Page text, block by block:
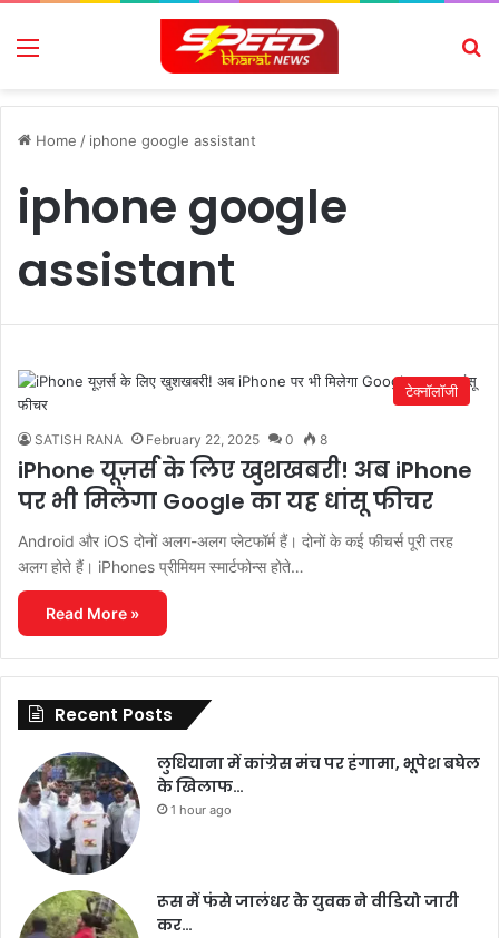
Menu
Home / iphone google assistant
iphone google
assistant
टेक्नॉलॉजी
SATISH RANA February 22, 2025 0 8
iPhone यूज़र्स के लिए खुशखबरी! अब iPhone
पर भी मिलेगा Google का यह धांसू फीचर
Android और iOS दोनों अलग-अलग प्लेटफॉर्म हैं। दोनों के कई फीचर्स पूरी तरह
अलग होते हैं। iPhones प्रीमियम स्मार्टफोन्स होते…
Read More »
Recent Posts
लुधियाना में कांग्रेस मंच पर हंगामा, भूपेश बघेल
के खिलाफ…
1 hour ago
रूस में फंसे जालंधर के युवक ने वीडियो जारी
कर…